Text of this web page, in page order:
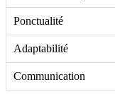
Ponctualité
Adaptabilité
Communication